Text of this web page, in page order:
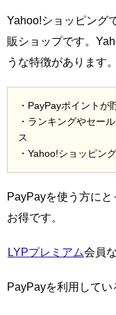
Yahoo!ショッピング
販ショップです。
うな特徴があります。
・PayPayポイントが
・ランキングやセー
ス
・Yahoo!ショッピン
PayPayを使う方に
お得です。
LYPプレミアム会員
PayPayを利用してい